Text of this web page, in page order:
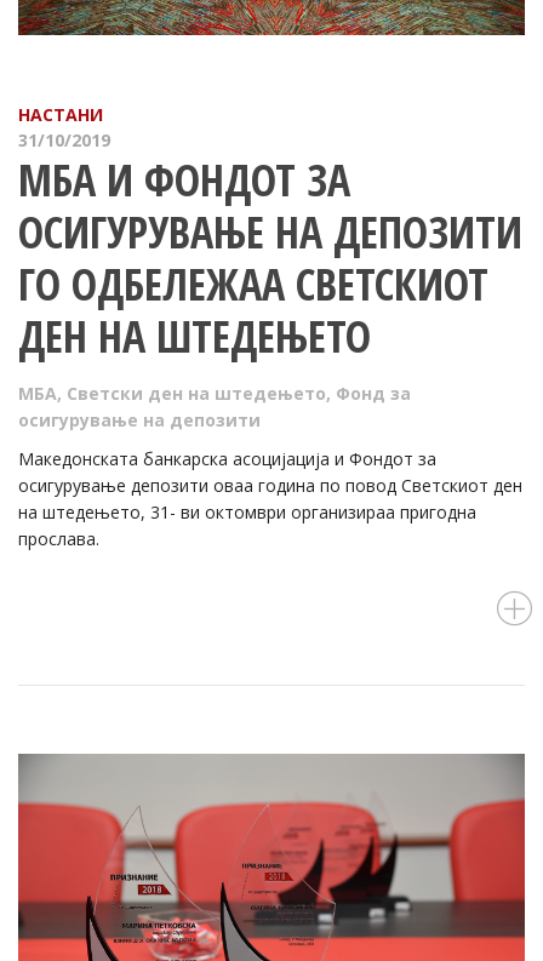
НАСТАНИ
31/10/2019
МБА И ФОНДОТ ЗА
ОСИГУРУВАЊЕ НА ДЕПОЗИТИ
ГО ОДБЕЛЕЖАА СВЕТСКИОТ
ДЕН НА ШТЕДЕЊЕТО
МБА, Светски ден на штедењето, Фонд за
осигурување на депозити
Македонската банкарска асоцијација и Фондот за
осигурување депозити оваа година по повод Светскиот ден
на штедењето, 31- ви октомври организираа пригодна
прослава.